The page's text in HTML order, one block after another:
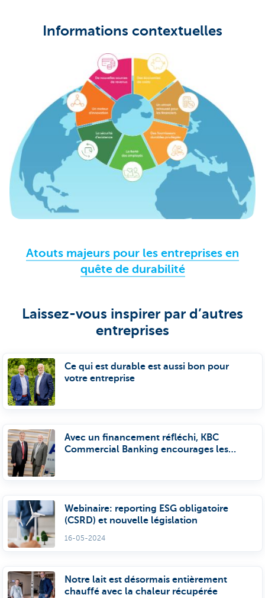
Informations contextuelles
Atouts majeurs pour les entreprises en
quête de durabilité
Laissez-vous inspirer par d’autres
entreprises
Ce qui est durable est aussi bon pour
votre entreprise
Avec un financement réfléchi, KBC
Commercial Banking encourages les
Webinaire: reporting ESG obligatoire
(CSRD) et nouvelle législation
16-05-2024
Notre lait est désormais entièrement
chauffé avec la chaleur récupérée